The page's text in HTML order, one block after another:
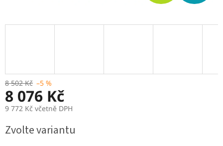
A
8 502 Kč –5 %
8 076 Kč
9 772 Kč včetně DPH
cena:
Zvolte variantu